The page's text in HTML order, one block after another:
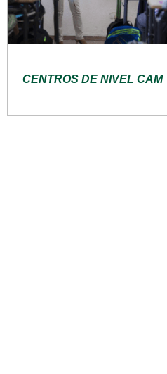
CENTROS DE NIVEL CAM